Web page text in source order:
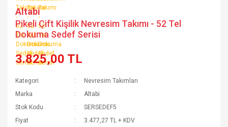
Altabi
Pikeli Çift Kişilik Nevresim Takımı - 52 Tel
Dokuma Sedef Serisi
3.825,00 TL
Kategori
Nevresim Takımları
Marka
Altabi
Stok Kodu
SERSEDEF5
Fiyat
3.477,27 TL + KDV